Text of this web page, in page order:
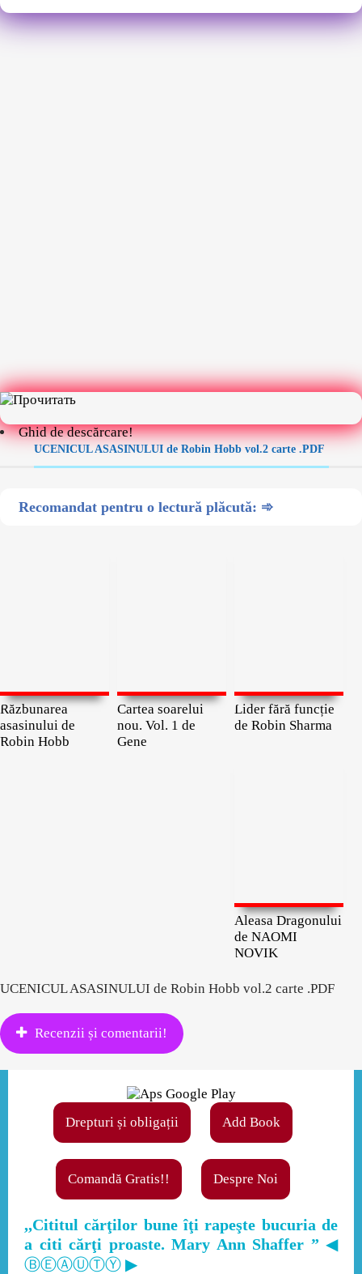
Ghid de descărcare!
UCENICUL ASASINULUI de Robin Hobb vol.2 carte .PDF
Recomandat pentru o lectură plăcută: ➾
Răzbunarea
asasinului de
Robin Hobb
Cartea soarelui
nou. Vol. 1 de
Gene
Lider fără funcție
de Robin Sharma
Aleasa Dragonului
de NAOMI
NOVIK
UCENICUL ASASINULUI de Robin Hobb vol.2 carte .PDF
Recenzii și comentarii!
Drepturi și obligații Add Book
Comandă Gratis!! Despre Noi
,,Cititul cărţilor bune îţi rapeşte bucuria de
a citi cărţi proaste. Mary Ann Shaffer ” ◀
ⒷⒺⒶⓊⓉⓎ ▶